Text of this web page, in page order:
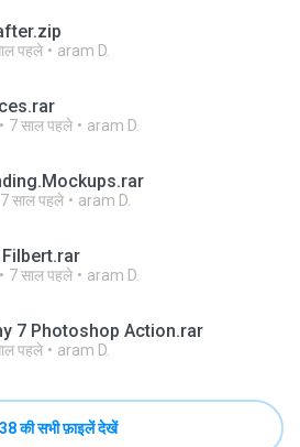
पहले aram D.
7 साल पहले aram D.
7 साल पहले aram D.
7 साल पहले aram D.
7 Photoshop Action.rar
पहले aram D.
की सभी फ़ाइलें देखें